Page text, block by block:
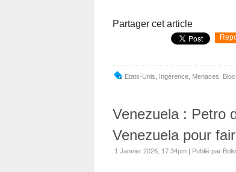
Partager cet article
Etats-Unis Ingérence Menaces
Venezuela : Petro
Venezuela pour
1 Janvier 2026, 17:34pm | Publié par